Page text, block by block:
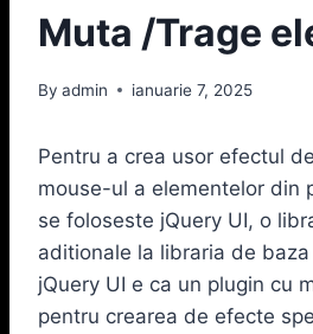
Muta /Trage
By admin ianuarie 7, 2025
Pentru a crea usor efectul
mouse-ul a elementelor din
se foloseste jQuery UI, o
aditionale la libraria de baza
jQuery UI e ca un plugin cu
pentru crearea de efecte